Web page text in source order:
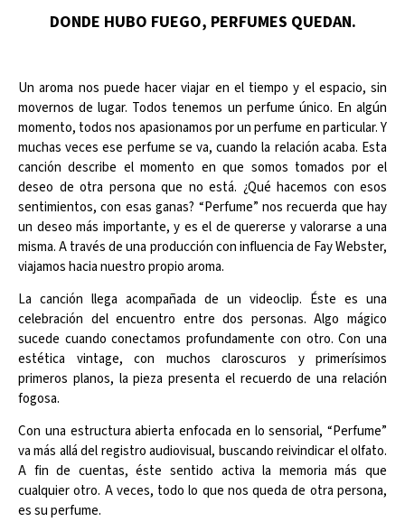
DONDE HUBO FUEGO, PERFUMES QUEDAN.
Un aroma nos puede hacer viajar en el tiempo y el espacio, sin
movernos de lugar. Todos tenemos un perfume único. En algún
momento, todos nos apasionamos por un perfume en particular. Y
muchas veces ese perfume se va, cuando la relación acaba. Esta
canción describe el momento en que somos tomados por el
deseo de otra persona que no está. ¿Qué hacemos con esos
sentimientos, con esas ganas? “Perfume” nos recuerda que hay
un deseo más importante, y es el de quererse y valorarse a una
misma. A través de una producción con influencia de Fay Webster,
viajamos hacia nuestro propio aroma.
La canción llega acompañada de un videoclip. Éste es una
celebración del encuentro entre dos personas. Algo mágico
sucede cuando conectamos profundamente con otro. Con una
estética vintage, con muchos claroscuros y primerísimos
primeros planos, la pieza presenta el recuerdo de una relación
fogosa.
Con una estructura abierta enfocada en lo sensorial, “Perfume”
va más allá del registro audiovisual, buscando reivindicar el olfato.
A fin de cuentas, éste sentido activa la memoria más que
cualquier otro. A veces, todo lo que nos queda de otra persona,
es su perfume.